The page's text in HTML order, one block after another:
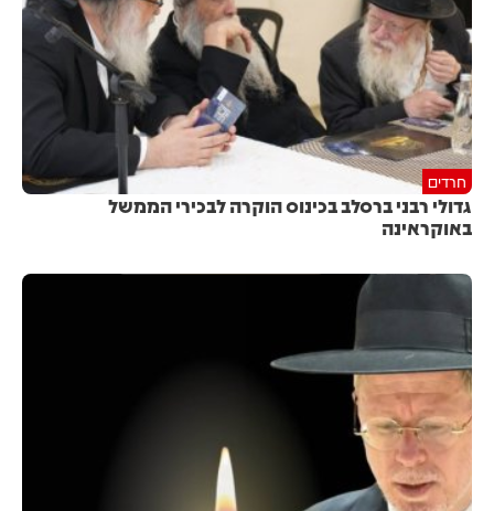
חרדים
גדולי רבני ברסלב בכינוס הוקרה לבכירי הממשל
באוקראינה